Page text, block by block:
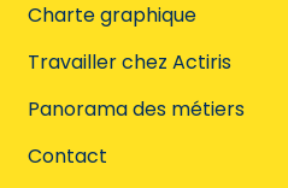
Charte graphique
Travailler chez Actiris
Panorama des métiers
Contact